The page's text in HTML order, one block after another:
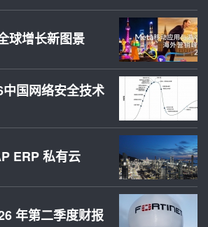
球增长新图景
国网络安全技术
ERP 私有云
年第二季度财报